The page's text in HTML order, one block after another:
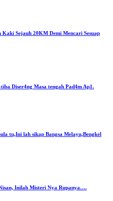
Sejauh 20KM Demi Mencari Sesuap
Diser4ng Masa tengah Pad4m Ap1.
tu,Ini lah sikap Bangsa Melayu,Bengkel
Inilah Misteri Nya Rupanya….